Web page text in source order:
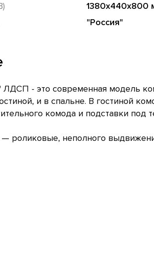
1380x440x800
"Россия"
ЛДСП - это современная модель
и в спальне. В гостиной
комода и подставки под
роликовые, неполного